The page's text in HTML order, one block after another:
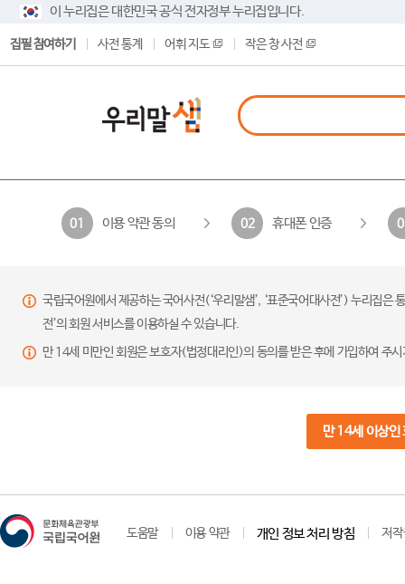
이 누리집은 대한민국 공식 전자정부 누리집입니다.
집필 참여하기 사전 통계 어휘 지도 작은 창 사전
01 이용 약관 동의 02 휴대폰 인증
국립국어원에서 제공하는 국어사전(‘우리말샘’, ‘표준국어대사전’) 누리집
전’의 회원 서비스를 이용하실 수 있습니다.
만 14세 미만인 회원은 보호자(법정대리인)의 동의를 받은 후에 가입하여 주
만 14세 이상인
도움말 이용 약관 개인 정보 처리 방침 저